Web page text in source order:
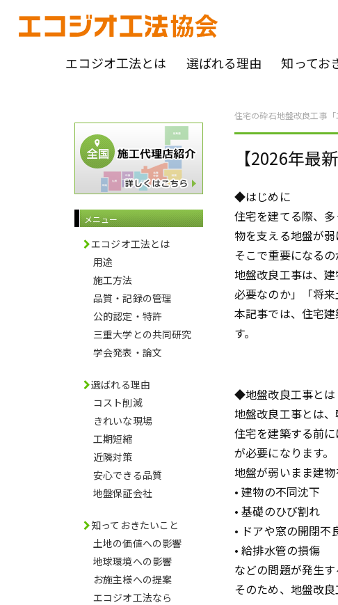
エコジオ工法とは 選ばれる理由 知ってお
住宅の砕石地盤改良工事「
【2026年最
◆はじめに
住宅を建てる際、
物を支える地盤が
そこで重要になるの
地盤改良工事は、
必要なのか」「将
本記事では、住宅
す。
◆地盤改良工事とは
地盤改良工事とは
住宅を建築する前
が必要になります。
地盤が弱いまま建物
• 建物の不同沈下
• 基礎のひび割れ
• ドアや窓の開閉不
• 給排水管の損傷
などの問題が発生す
そのため、地盤改
メニュー
エコジオ工法とは
用途
施工方法
品質・記録の管理
公的認定・特許
三重大学との共同研究
学会発表・論文
選ばれる理由
コスト削減
きれいな現場
工期短縮
近隣対策
安心できる品質
地盤保証会社
知っておきたいこと
土地の価値への影響
地球環境への影響
お施主様への提案
エコジオ工法なら